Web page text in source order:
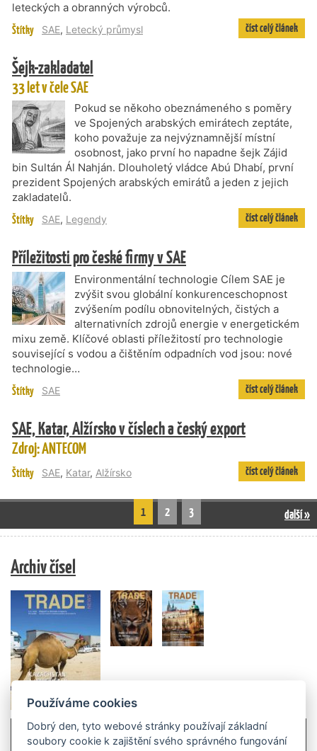
leteckých a obranných výrobců.
Štítky SAE, Letecký průmysl číst celý článek
Šejk-zakladatel
33 let v čele SAE
Pokud se někoho obeznámeného s poměry
ve Spojených arabských emirátech zeptáte,
koho považuje za nejvýznamnější místní
osobnost, jako první ho napadne šejk Zájid
bin Sultán Ál Nahján. Dlouholetý vládce Abú Dhabí, první
prezident Spojených arabských emirátů a jeden z jejich
zakladatelů.
Štítky SAE, Legendy číst celý článek
Příležitosti pro české firmy v SAE
Environmentální technologie Cílem SAE je
zvýšit svou globální konkurenceschopnost
zvýšením podílu obnovitelných, čistých a
alternativních zdrojů energie v energetickém
mixu země. Klíčové oblasti příležitostí pro technologie
související s vodou a čištěním odpadních vod jsou: nové
technologie…
Štítky SAE číst celý článek
SAE, Katar, Alžírsko v číslech a český export
Zdroj: ANTECOM
Štítky SAE, Katar, Alžírsko číst celý článek
1 2 3 další »
Archiv čísel
Používáme cookies
Dobrý den, tyto webové stránky používají základní
soubory cookie k zajištění svého správného fungování